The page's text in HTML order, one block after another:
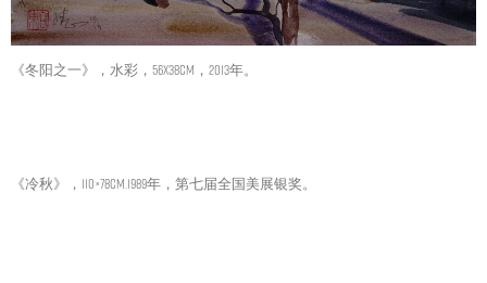
《冬阳之一》，水彩，56X38CM，2013年。
《冷秋》，110×78cm.1989年，第七届全国美展银奖。